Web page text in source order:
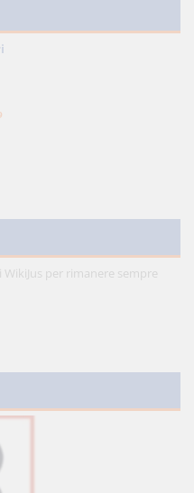
per rimanere sempre